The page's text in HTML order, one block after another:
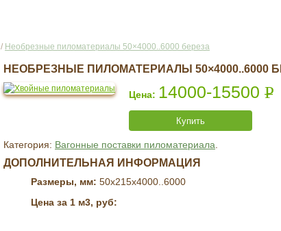
/ Необрезные пиломатериалы 50×4000..6000 береза
НЕОБРЕЗНЫЕ ПИЛОМАТЕРИАЛЫ 50×4000..6000
14000-15500 Р
Купить
Категория: Вагонные поставки пиломатериала
ДОПОЛНИТЕЛЬНАЯ ИНФОРМАЦИЯ
Размеры, мм: 50x215x4000..6000
Цена за 1 м3, руб: